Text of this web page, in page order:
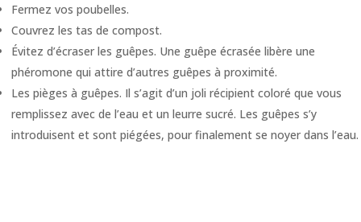
Fermez vos poubelles.
Couvrez les tas de compost.
Évitez d’écraser les guêpes. Une guêpe écrasée libère une
phéromone qui attire d’autres guêpes à proximité.
Les pièges à guêpes. Il s’agit d’un joli récipient coloré que vous
remplissez avec de l’eau et un leurre sucré. Les guêpes s’y
introduisent et sont piégées, pour finalement se noyer dans l’eau.